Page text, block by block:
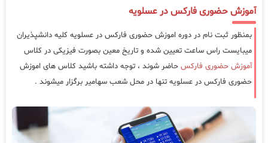
آموزش حضوری فارکس در عسلویه
بمنظور ثبت نام در دوره اموزش حضوری فارکس در عسلویه کلیه دانشپذیران
میبایست راس ساعت تعیین شده و تاریخ معین بصورت فیزیکی در کلاس
آموزش حضوری فارکس حاضر شوند ، توجه داشته باشید کلاس های اموزش
حضوری فارکس در عسلویه تنها در محل شعب سهامیر برگزار میشوند .